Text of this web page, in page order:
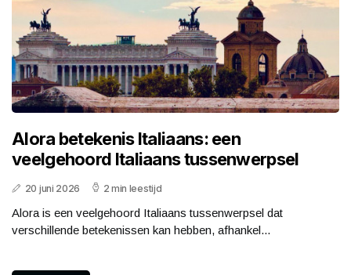
Alora betekenis Italiaans: een
veelgehoord Italiaans tussenwerpsel
20 juni 2026 2 min leestijd
Alora is een veelgehoord Italiaans tussenwerpsel dat
verschillende betekenissen kan hebben, afhankel...